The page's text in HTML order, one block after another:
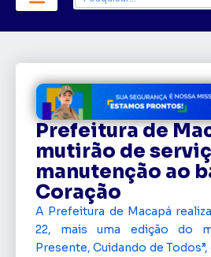
Prefeitura de
mutirão de
manutenção ao
Coração
A Prefeitura de Macapá
22, mais uma edição do
Presente, Cuidando de